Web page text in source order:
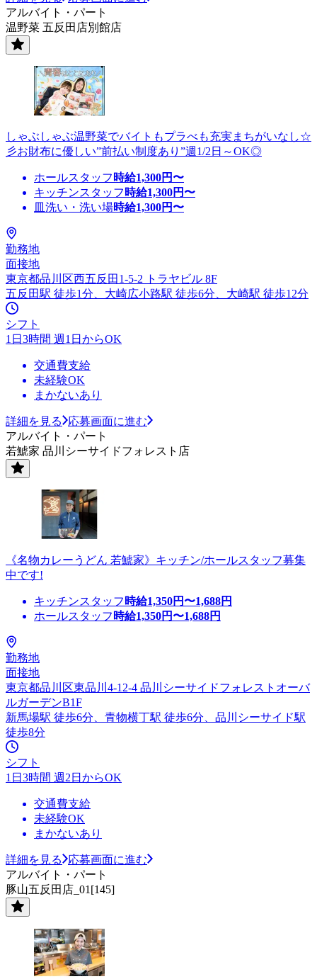
アルバイト・パート
温野菜 五反田店別館店
しゃぶしゃぶ温野菜でバイトもプラべも充実まちがいなし☆
彡お財布に優しい”前払い制度あり”週1/2日～OK◎
ホールスタッフ 時給1,300円〜
キッチンスタッフ 時給1,300円〜
皿洗い・洗い場時給1,300円〜
勤務地
面接地
東京都品川区西五反田1-5-2 トラヤビル 8F
五反田駅 徒歩1分、大崎広小路駅 徒歩6分、大崎駅 徒歩12分
シフト
1日3時間 週1日からOK
交通費支給
未経験OK
まかないあり
詳細を見る
応募画面に進む
アルバイト・パート
若鯱家 品川シーサイドフォレスト店
《名物カレーうどん 若鯱家》キッチン/ホールスタッフ募集
中です!
キッチンスタッフ 時給1,350円〜1,688円
ホールスタッフ 時給1,350円〜1,688円
勤務地
面接地
東京都品川区東品川4-12-4 品川シーサイドフォレストオーバ
ルガーデンB1F
新馬場駅 徒歩6分、青物横丁駅 徒歩6分、品川シーサイド駅
徒歩8分
シフト
1日3時間 週2日からOK
交通費支給
未経験OK
まかないあり
詳細を見る
応募画面に進む
アルバイト・パート
豚山五反田店_01[145]